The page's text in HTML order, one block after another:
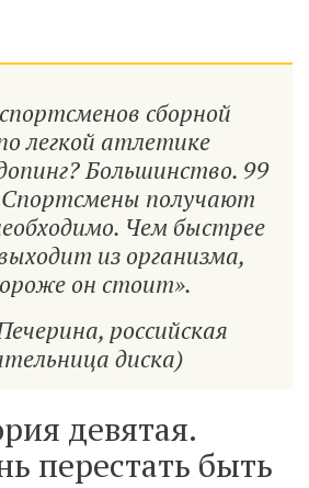
сборной
легкой атлетике
Большинство. 99
получают
Чем быстрее
из организма,
он стоит».
российская
диска)
девятая.
перестать быть